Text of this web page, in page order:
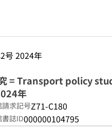
号 2024年
= Transport policy
年
求記号Z71-C180
誌ID000000104795